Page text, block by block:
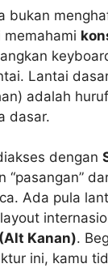
bukan
Lantai
adalah
dasar.
dengan
“pasangan”
Ada pula
Kanan).
ini, kamu